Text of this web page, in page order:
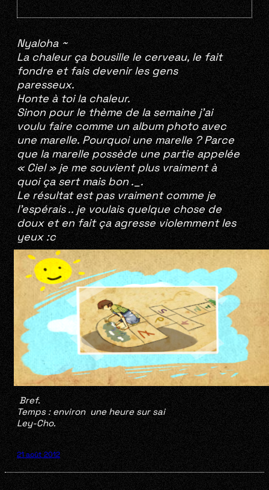
Nyaloha ~
La chaleur ça bousille le cerveau, le fait
fondre et fais devenir les gens
paresseux.
Honte à toi la chaleur.
Sinon pour le thème de la semaine j’ai
voulu faire comme un album photo avec
une marelle. Pourquoi une marelle ? Parce
que la marelle possède une partie appelée
« Ciel » je me souvient plus vraiment à
quoi ça sert mais bon ._.
Le résultat est pas vraiment comme je
l’espérais .. je voulais quelque chose de
doux et en fait ça agresse violemment les
yeux :c
Bref.
Temps : environ une heure sur sai
Ley-Cho.
21 août 2012